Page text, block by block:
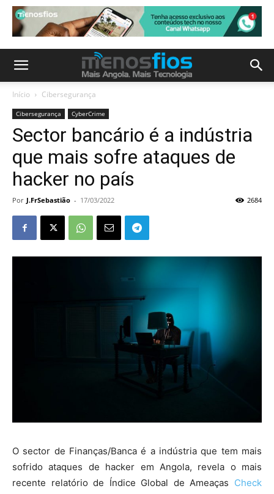
Início Cibersegurança
Cibersegurança CyberCrime
Sector bancário é a indústria
que mais sofre ataques de
hacker no país
Por J.FrSebastião - 17/03/2022 2684
O sector de Finanças/Banca é a indústria que tem mais
sofrido ataques de hacker em Angola, revela o mais
recente relatório de Índice Global de Ameaças Check